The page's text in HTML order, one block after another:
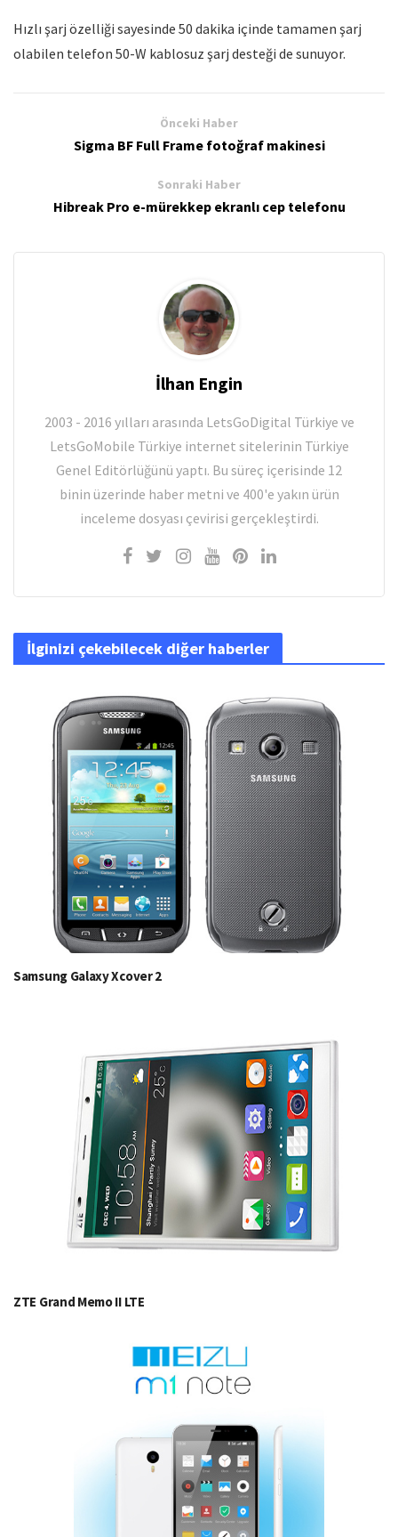
Hızlı şarj özelliği sayesinde 50 dakika içinde tamamen şarj
olabilen telefon 50-W kablosuz şarj desteği de sunuyor.
Önceki Haber
Sigma BF Full Frame fotoğraf makinesi
Sonraki Haber
Hibreak Pro e-mürekkep ekranlı cep telefonu
İlhan Engin
2003 - 2016 yılları arasında LetsGoDigital Türkiye ve
LetsGoMobile Türkiye internet sitelerinin Türkiye
Genel Editörlüğünü yaptı. Bu süreç içerisinde 12
binin üzerinde haber metni ve 400'e yakın ürün
inceleme dosyası çevirisi gerçekleştirdi.
İlginizi çekebilecek diğer haberler
Samsung Galaxy Xcover 2
ZTE Grand Memo II LTE